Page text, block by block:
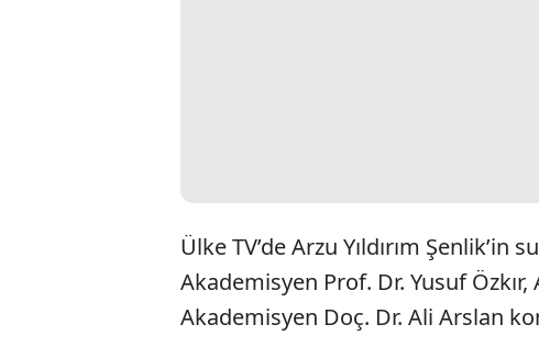
Ülke TV’de Arzu Yıldırım
Akademisyen Prof. Dr. Yusuf
Akademisyen Doç. Dr. Ali Arslan